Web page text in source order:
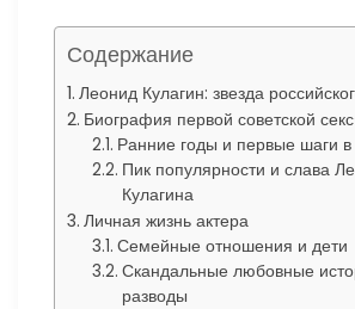
Содержание
Леонид Кулагин: звезда
Биография первой советской
Ранние годы и первые шаги в
Пик популярности и слава
Кулагина
Личная жизнь актера
Семейные отношения и дети
Скандальные любовные
разводы